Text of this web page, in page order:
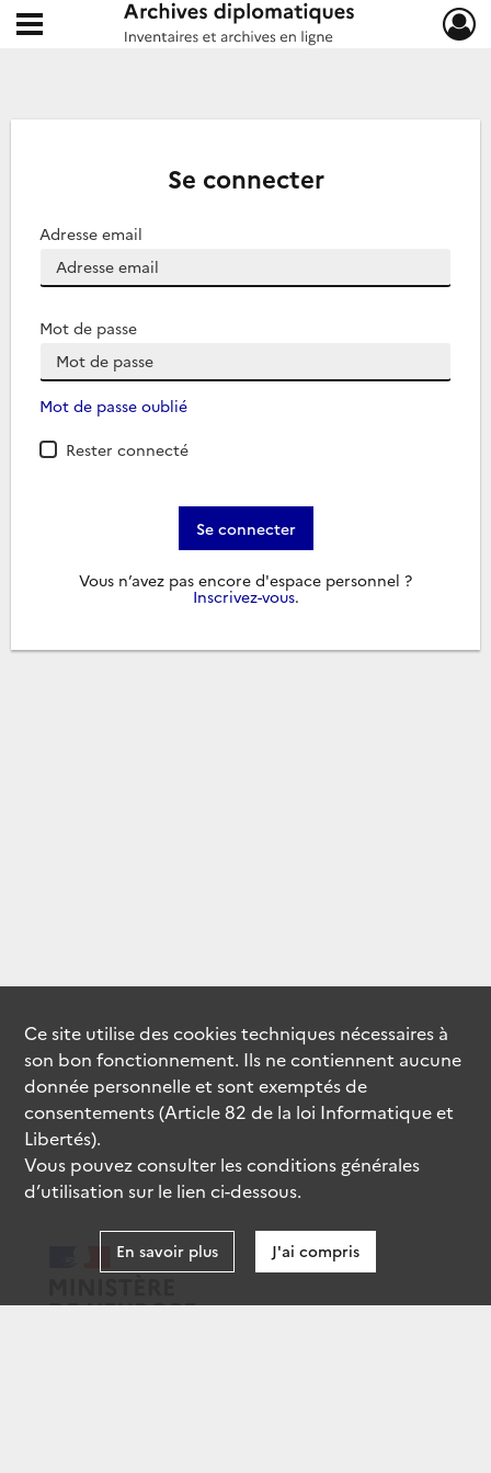
Archives diplomatiques
Ouvrir le menu déroulant
Se connecter
Adresse email
Mot de passe
Mot de passe oublié
Rester connecté
Se connecter
Vous n’avez pas encore d'espace personnel ?
Inscrivez-vous.
Ce site utilise descookiestechniques nécessaires à
son bon fonctionnement. Ils ne contiennent aucune
donnée personnelle et sont exemptés de
consentements (Article 82 de la loi Informatique et
Libertés).
Vous pouvez consulter les conditions générales
d’utilisation sur le lien ci-dessous.
En savoir plus J'ai compris